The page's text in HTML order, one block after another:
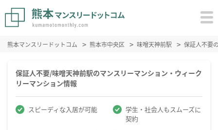
熊本マンスリードットコム 熊本市中央区 味噌天神前駅 保証人不要
保証人不要/味噌天神前駅のマンスリーマンション・ウィーク
リーマンション情報
スピーディな入居が可能
学生・社会人もスムーズに
契約